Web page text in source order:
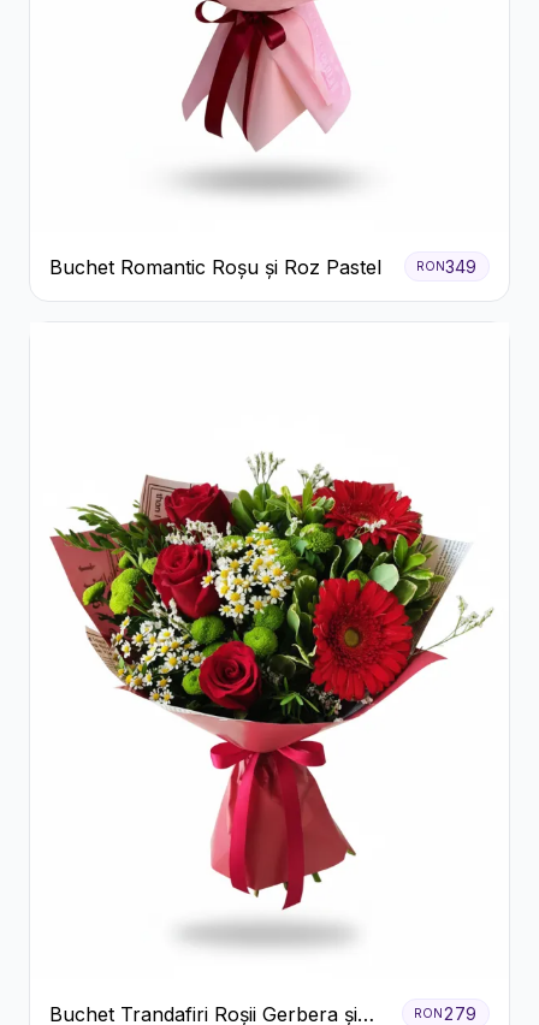
Buchet Romantic Roșu și Roz Pastel RON349
Buchet Trandafiri Roșii Gerbera și RON279